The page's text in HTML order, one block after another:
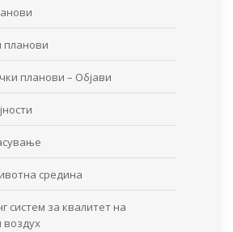
планови
планови – Објави
средина
систем за квалитет на
воздух